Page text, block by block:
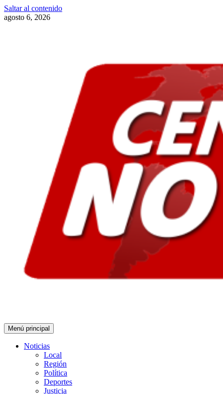
Saltar al contenido
agosto 6, 2026
Menú principal
Noticias
Local
Región
Política
Deportes
Justicia